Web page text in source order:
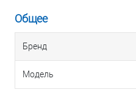
Общее
Бренд
Модель